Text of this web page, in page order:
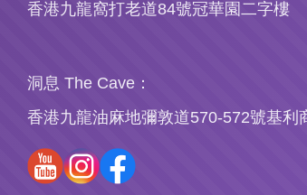
香港九龍窩打老道84號冠華園二字樓
洞息 The Cave：
香港九龍油麻地彌敦道570-572號基利